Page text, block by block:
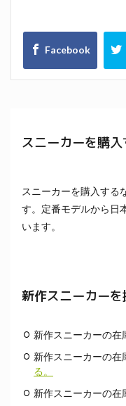
スニーカーを購入
スニーカーを購入する
す。定番モデルから日
います。
新作スニーカーを
新作スニーカーの在
新作スニーカーの在
る。
新作スニーカーの在